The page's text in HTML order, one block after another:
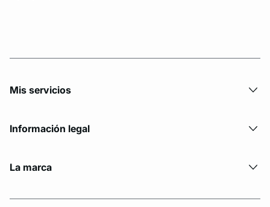
Mis servicios
Información legal
La marca